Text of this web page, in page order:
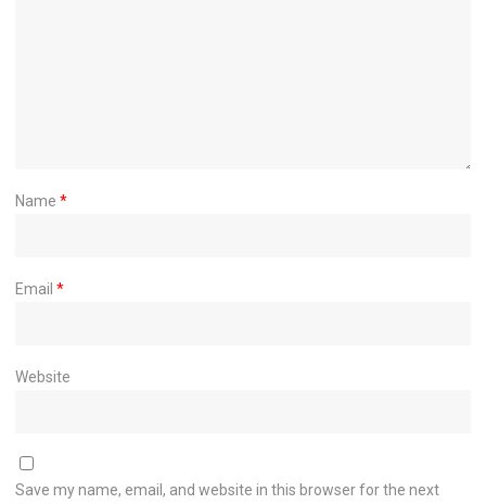
Name *
Email *
Website
Save my name, email, and website in this browser for the next